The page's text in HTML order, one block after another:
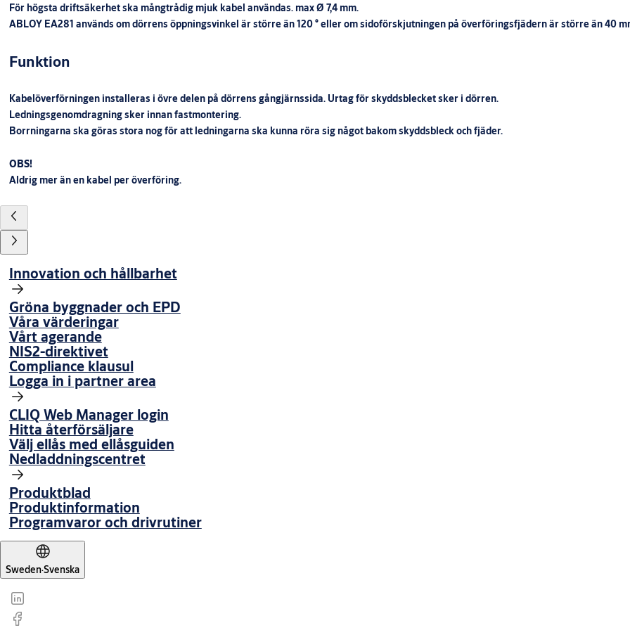
För högsta driftsäkerhet ska mångtrådig mjuk kabel användas. max Ø 7,4 mm.
ABLOY EA281 används om dörrens öppningsvinkel är större än 120 ° eller om sidoförskjutningen på överföringsfjädern är större än 40
Funktion
Kabelöverförningen installeras i övre delen på dörrens gångjärnssida. Urtag för skyddsblecket sker i dörren.
Ledningsgenomdragning sker innan fastmontering.
Borrningarna ska göras stora nog för att ledningarna ska kunna röra sig något bakom skyddsbleck och fjäder.
OBS!
Aldrig mer än en kabel per överföring.
Innovation och hållbarhet
Gröna byggnader och EPD
Våra värderingar
Vårt agerande
NIS2-direktivet
Compliance klausul
Logga in i partner area
CLIQ Web Manager login
Hitta återförsäljare
Välj ellås med ellåsguiden
Nedladdningscentret
Produktblad
Produktinformation
Programvaror och drivrutiner
Sweden·Svenska